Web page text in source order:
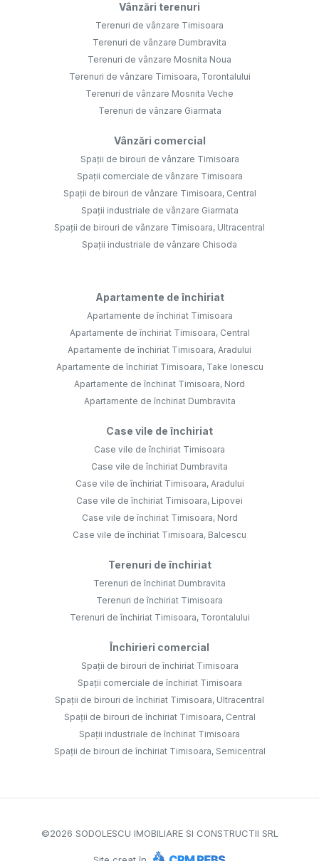
Vânzări terenuri
Terenuri de vânzare Timisoara
Terenuri de vânzare Dumbravita
Terenuri de vânzare Mosnita Noua
Terenuri de vânzare Timisoara, Torontalului
Terenuri de vânzare Mosnita Veche
Terenuri de vânzare Giarmata
Vânzări comercial
Spații de birouri de vânzare Timisoara
Spații comerciale de vânzare Timisoara
Spații de birouri de vânzare Timisoara, Central
Spații industriale de vânzare Giarmata
Spații de birouri de vânzare Timisoara, Ultracentral
Spații industriale de vânzare Chisoda
Apartamente de închiriat
Apartamente de închiriat Timisoara
Apartamente de închiriat Timisoara, Central
Apartamente de închiriat Timisoara, Aradului
Apartamente de închiriat Timisoara, Take Ionescu
Apartamente de închiriat Timisoara, Nord
Apartamente de închiriat Dumbravita
Case vile de închiriat
Case vile de închiriat Timisoara
Case vile de închiriat Dumbravita
Case vile de închiriat Timisoara, Aradului
Case vile de închiriat Timisoara, Lipovei
Case vile de închiriat Timisoara, Nord
Case vile de închiriat Timisoara, Balcescu
Terenuri de închiriat
Terenuri de închiriat Dumbravita
Terenuri de închiriat Timisoara
Terenuri de închiriat Timisoara, Torontalului
Închirieri comercial
Spații de birouri de închiriat Timisoara
Spații comerciale de închiriat Timisoara
Spații de birouri de închiriat Timisoara, Ultracentral
Spații de birouri de închiriat Timisoara, Central
Spații industriale de închiriat Timisoara
Spații de birouri de închiriat Timisoara, Semicentral
©2026 SODOLESCU IMOBILIARE SI CONSTRUCTII SRL